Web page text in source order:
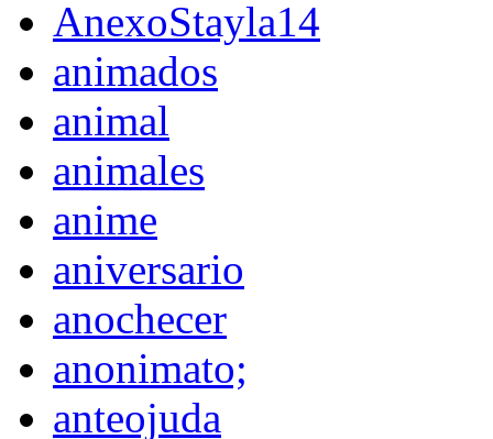
AnexoStayla14
animados
animal
animales
anime
aniversario
anochecer
anonimato;
anteojuda